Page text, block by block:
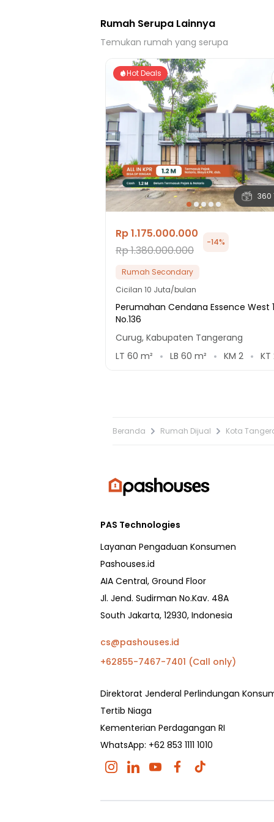
Rumah Serupa Lainnya
Temukan rumah yang serupa
360
Hot Deals
Rp 1.175.000.000
Rp 1.380.000.000
-14%
Rumah Secondary
Cicilan 10 Juta/bulan
Perumahan Cendana Essence West 1
No.136
Curug, Kabupaten Tangerang
LT 60 m² LB 60 m² KM 2 KT
Beranda Rumah Dijual Kota
PAS Technologies
Layanan Pengaduan Konsumen
Pashouses.id
AIA Central, Ground Floor
Jl. Jend. Sudirman No.Kav. 48A
South Jakarta, 12930, Indonesia
cs@pashouses.id
+62855-7467-7401 (Call only)
Direktorat Jenderal Perlindungan
Tertib Niaga
Kementerian Perdagangan RI
WhatsApp: +62 853 1111 1010